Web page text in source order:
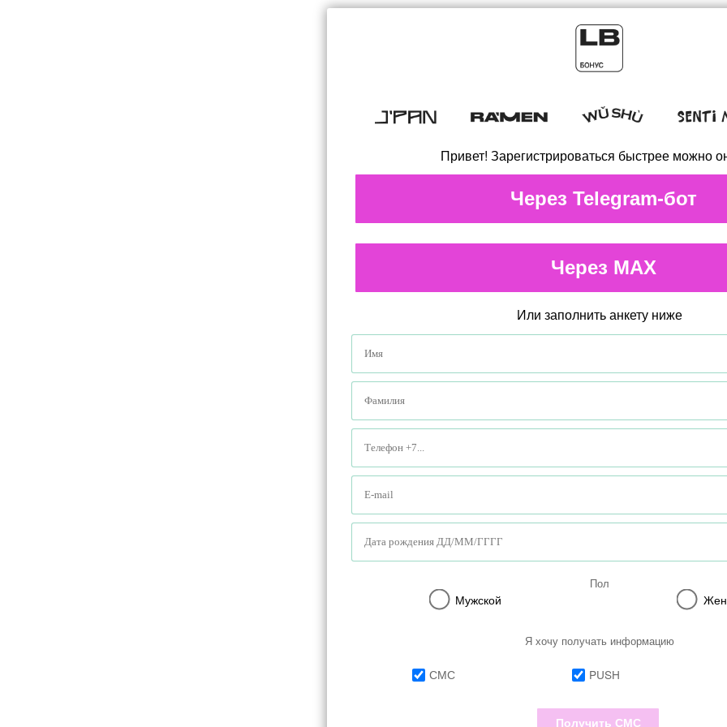
Привет! Зарегистрироваться быстрее можно
Или заполнить анкету ниже
Пол
Мужской
Я хочу получать информацию
СМС PUSH